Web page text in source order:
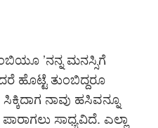
’ನನ್ನ ಮನಸ್ಸಿಗೆ
ಹೊಟ್ಟೆ ತುಂಬಿದ್ದರೂ
ನಾವು ಹಸಿವನ್ನೂ
ಸಾಧ್ಯವಿದೆ. ಎಲ್ಲಾ